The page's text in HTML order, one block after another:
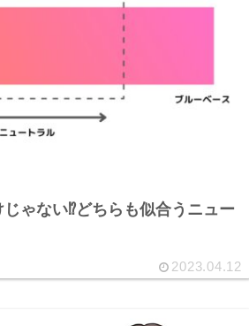
ゃない⁉️どちらも似合うニュー
2023.04.12